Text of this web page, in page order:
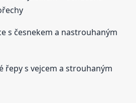
s česnekem a nastrouhaným
řepy s vejcem a strouhaným